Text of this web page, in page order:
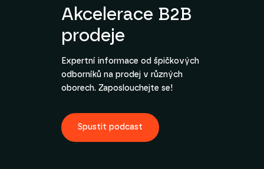
Akcelerace B2B
prodeje
Expertní informace od špičkových
odborníků na prodej v různých
oborech. Zaposlouchejte se!
Spustit podcast